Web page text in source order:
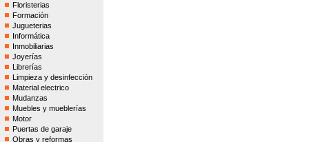
Floristerias
Formación
Jugueterias
Informática
Inmobiliarias
Joyerías
Librerías
Limpieza y desinfección
Material electrico
Mudanzas
Muebles y mueblerías
Motor
Puertas de garaje
Obras y reformas